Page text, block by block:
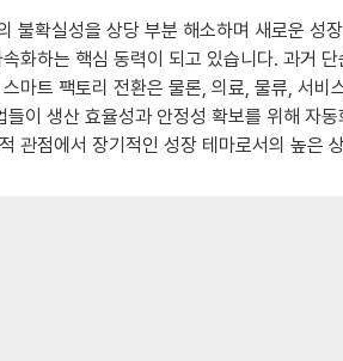
확실성을 상당 부분 해소하며 새로운 성
화하는 핵심 동력이 되고 있습니다. 과거
마트 팩토리 전환은 물론, 의료, 물류, 서
이 생산 효율성과 안정성 확보를 위해 자
관점에서 장기적인 성장 테마로서의 높은